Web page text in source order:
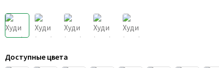
Доступные цвета